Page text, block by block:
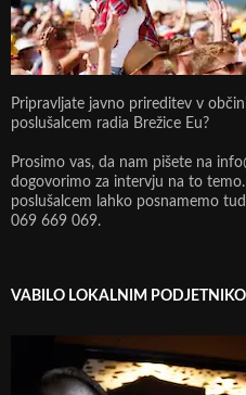
Pripravljate javno prireditev v
poslušalcem radia Brežice Eu?
Prosimo vas, da nam pišete na
dogovorimo za intervju na to
poslušalcem lahko posnamemo
069 669 069.
VABILO LOKALNIM